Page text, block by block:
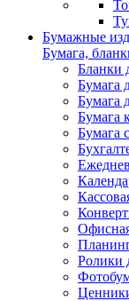
Бумажные
Бумага,
Бланки
Бумага
Бумага
Бумага
Бумага
Ролики